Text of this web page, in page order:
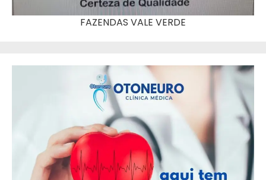
FAZENDAS VALE VERDE